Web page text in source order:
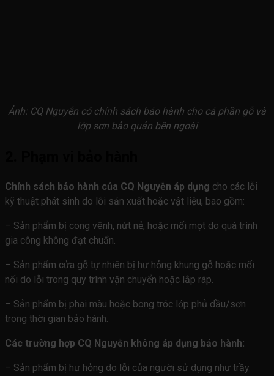
Ảnh: CQ Nguyễn có chính sách bảo hành cho cả phần gỗ và
lớp sơn bảo quản bên ngoài
Chính sách bảo hành của CQ Nguyễn áp dụng cho các lỗi
kỹ thuật phát sinh do lỗi sản xuất hoặc vật liệu, bao gồm:
– Sản phẩm bị cong vênh, nứt nẻ, hoặc mối mọt do quá trình
gia công không đạt chuẩn.
– Sản phẩm cửa gỗ tự nhiên bị hư hỏng khung gỗ hoặc mối
nối do lỗi trong quy trình vận chuyển hoặc lắp ráp.
– Sản phẩm bị phai màu hoặc bong tróc lớp phủ dầu/sơn
trong thời gian bảo hành.
Các trường hợp CQ Nguyễn không áp dụng bảo hành:
– Sản phẩm bị hư hỏng do lỗi của người sử dụng như trầy